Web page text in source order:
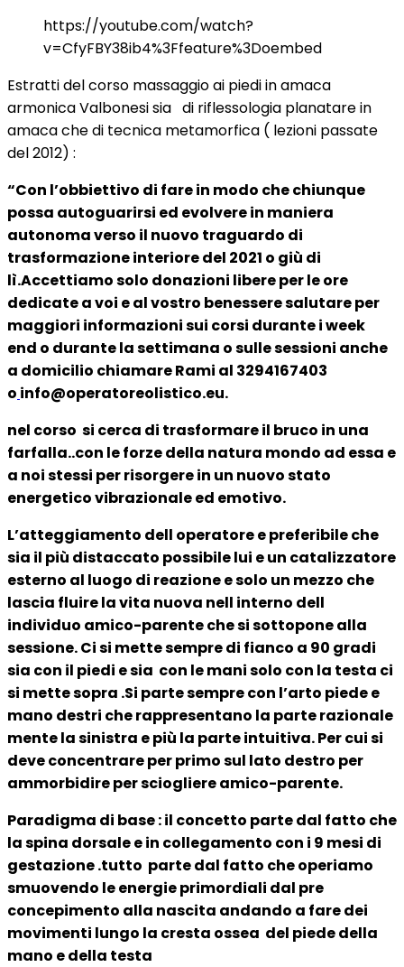
https://youtube.com/watch?
v=CfyFBY38ib4%3Ffeature%3Doembed
Estratti del corso massaggio ai piedi in amaca
armonica Valbonesi sia di riflessologia planatare in
amaca che di tecnica metamorfica ( lezioni passate
del 2012) :
“Con l’obbiettivo di fare in modo che chiunque
possa autoguarirsi ed evolvere in maniera
autonoma verso il nuovo traguardo di
trasformazione interiore del 2021 o giù di
lì.Accettiamo solo donazioni libere per le ore
dedicate a voi e al vostro benessere salutare per
maggiori informazioni sui corsi durante i week
end o durante la settimana o sulle sessioni anche
a domicilio chiamare Rami al 3294167403
o info@operatoreolistico.eu.
nel corso si cerca di trasformare il bruco in una
farfalla..con le forze della natura mondo ad essa e
a noi stessi per risorgere in un nuovo stato
energetico vibrazionale ed emotivo.
L’atteggiamento dell operatore e preferibile che
sia il più distaccato possibile lui e un catalizzatore
esterno al luogo di reazione e solo un mezzo che
lascia fluire la vita nuova nell interno dell
individuo amico-parente che si sottopone alla
sessione. Ci si mette sempre di fianco a 90 gradi
sia con il piedi e sia con le mani solo con la testa ci
si mette sopra .Si parte sempre con l’arto piede e
mano destri che rappresentano la parte razionale
mente la sinistra e più la parte intuitiva. Per cui si
deve concentrare per primo sul lato destro per
ammorbidire per sciogliere amico-parente.
Paradigma di base : il concetto parte dal fatto che
la spina dorsale e in collegamento con i 9 mesi di
gestazione .tutto parte dal fatto che operiamo
smuovendo le energie primordiali dal pre
concepimento alla nascita andando a fare dei
movimenti lungo la cresta ossea del piede della
mano e della testa